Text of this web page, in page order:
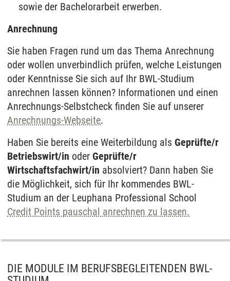
sowie der Bachelorarbeit erwerben.
Anrechnung
Sie haben Fragen rund um das Thema Anrechnung
oder wollen unverbindlich prüfen, welche Leistungen
oder Kenntnisse Sie sich auf Ihr BWL-Studium
anrechnen lassen können? Informationen und einen
Anrechnungs-Selbstcheck finden Sie auf unserer
Anrechnungs-Webseite.
Haben Sie bereits eine Weiterbildung als Geprüfte/r
Betriebswirt/in oder Geprüfte/r
Wirtschaftsfachwirt/in absolviert? Dann haben Sie
die Möglichkeit, sich für Ihr kommendes BWL-
Studium an der Leuphana Professional School
Credit Points pauschal anrechnen zu lassen.
DIE MODULE IM BERUFSBEGLEITENDEN BWL-